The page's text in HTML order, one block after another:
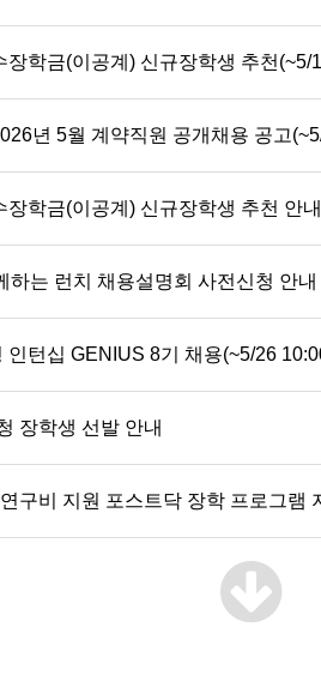
학금(이공계) 신규장학생 추천(~5/
년 5월 계약직원 공개채용 공고
학금(이공계) 신규장학생 추천 안
하는 런치 채용설명회 사전신청 안내
턴십 GENIUS 8기 채용(~5/26
장학생 선발 안내
구비 지원 포스트닥 장학 프로그램